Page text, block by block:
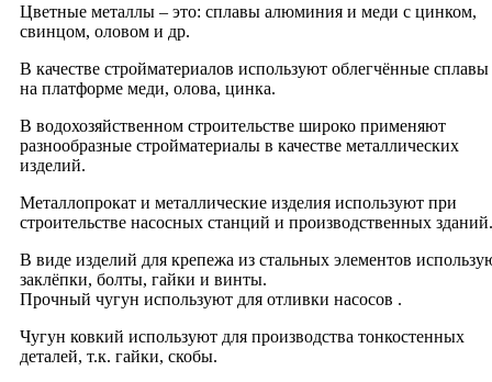
Цветные металлы – это: сплавы алюминия и меди с цинком,
свинцом, оловом и др.
В качестве стройматериалов используют облегчённые сплавы
на платформе меди, олова, цинка.
В водохозяйственном строительстве широко применяют
разнообразные стройматериалы в качестве металлических
изделий.
Металлопрокат и металлические изделия используют при
строительстве насосных станций и производственных зданий.
В виде изделий для крепежа из стальных элементов
заклёпки, болты, гайки и винты.
Прочный чугун используют для отливки насосов .
Чугун ковкий используют для производства тонкостенных
деталей, т.к. гайки, скобы.